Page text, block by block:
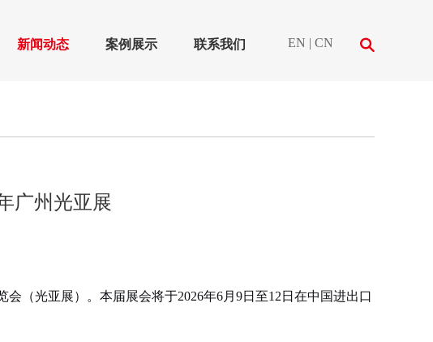
EN | CN
新闻动态 案例展示 联系我们
广州光亚展
会（光亚展）。本届展会将于2026年6月9日至12日在中国进出口